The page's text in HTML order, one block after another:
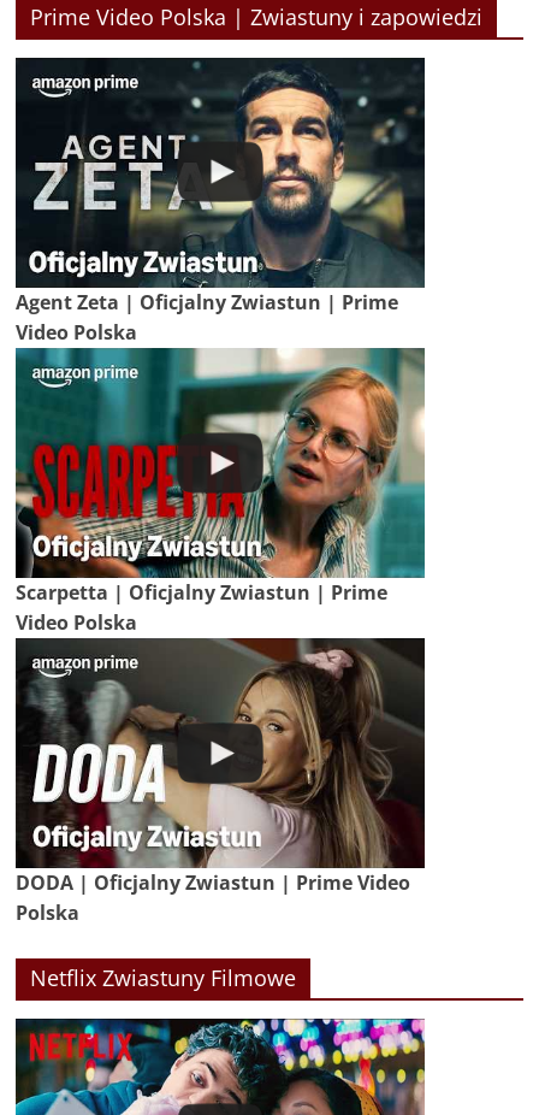
Prime Video Polska | Zwiastuny i zapowiedzi
Agent Zeta | Oficjalny Zwiastun | Prime
Video Polska
Scarpetta | Oficjalny Zwiastun | Prime
Video Polska
DODA | Oficjalny Zwiastun | Prime Video
Polska
Netflix Zwiastuny Filmowe